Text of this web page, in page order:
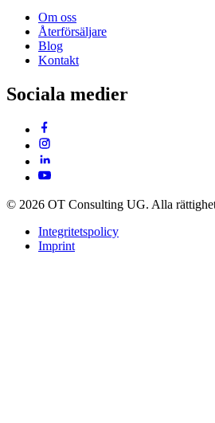
Om oss
Återförsäljare
Blog
Kontakt
Sociala medier
© 2026 OT Consulting UG. Alla
Integritetspolicy
Imprint